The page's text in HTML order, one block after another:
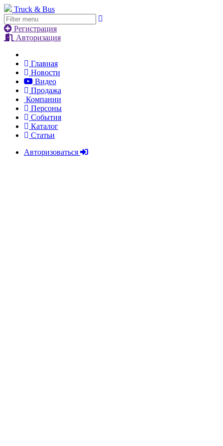
Truck & Bus
Регистрация
Авторизация
Главная
Новости
Видео
Продажа
Компании
Персоны
События
Каталог
Статьи
Авторизоваться